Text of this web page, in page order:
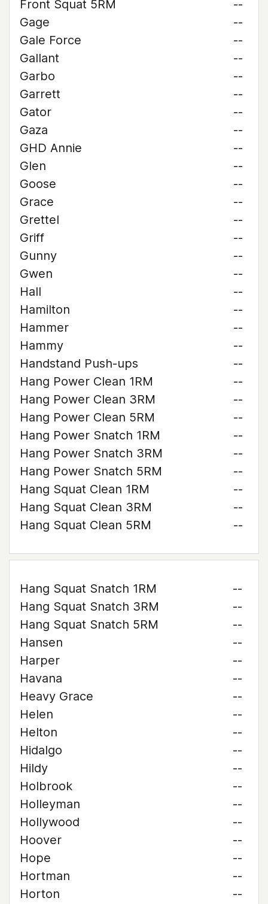
Front Squat 5RM
--
Gage
--
Gale Force
--
Gallant
--
Garbo
--
Garrett
--
Gator
--
Gaza
--
GHD Annie
--
Glen
--
Goose
--
Grace
--
Grettel
--
Griff
--
Gunny
--
Gwen
--
Hall
--
Hamilton
--
Hammer
--
Hammy
--
Handstand Push-ups
--
Hang Power Clean 1RM
--
Hang Power Clean 3RM
--
Hang Power Clean 5RM
--
Hang Power Snatch 1RM
--
Hang Power Snatch 3RM
--
Hang Power Snatch 5RM
--
Hang Squat Clean 1RM
--
Hang Squat Clean 3RM
--
Hang Squat Clean 5RM
--
Hang Squat Snatch 1RM
--
Hang Squat Snatch 3RM
--
Hang Squat Snatch 5RM
--
Hansen
--
Harper
--
Havana
--
Heavy Grace
--
Helen
--
Helton
--
Hidalgo
--
Hildy
--
Holbrook
--
Holleyman
--
Hollywood
--
Hoover
--
Hope
--
Hortman
--
Horton
--